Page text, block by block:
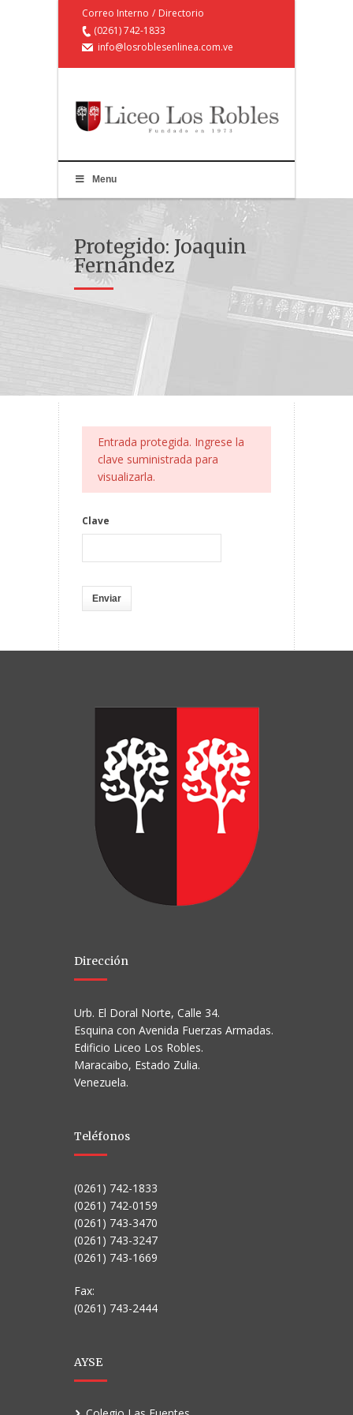
Correo Interno / Directorio
(0261) 742-1833
info@losroblesenlinea.com.ve
Menu
Protegido: Joaquin
Fernández
Entrada protegida. Ingrese la
clave suministrada para
visualizarla.
Clave
Dirección
Urb. El Doral Norte, Calle 34.
Esquina con Avenida Fuerzas Armadas.
Edificio Liceo Los Robles.
Maracaibo, Estado Zulia.
Venezuela.
Teléfonos
(0261) 742-1833
(0261) 742-0159
(0261) 743-3470
(0261) 743-3247
(0261) 743-1669
Fax:
(0261) 743-2444
AYSE